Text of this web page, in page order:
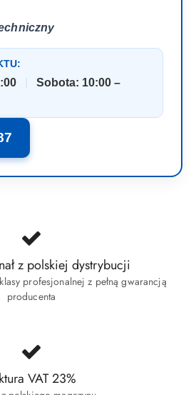
Sobota: 10:00 –
z polskiej dystrybucji
profesjonalnej z pełną gwarancją
producenta
VAT 23%